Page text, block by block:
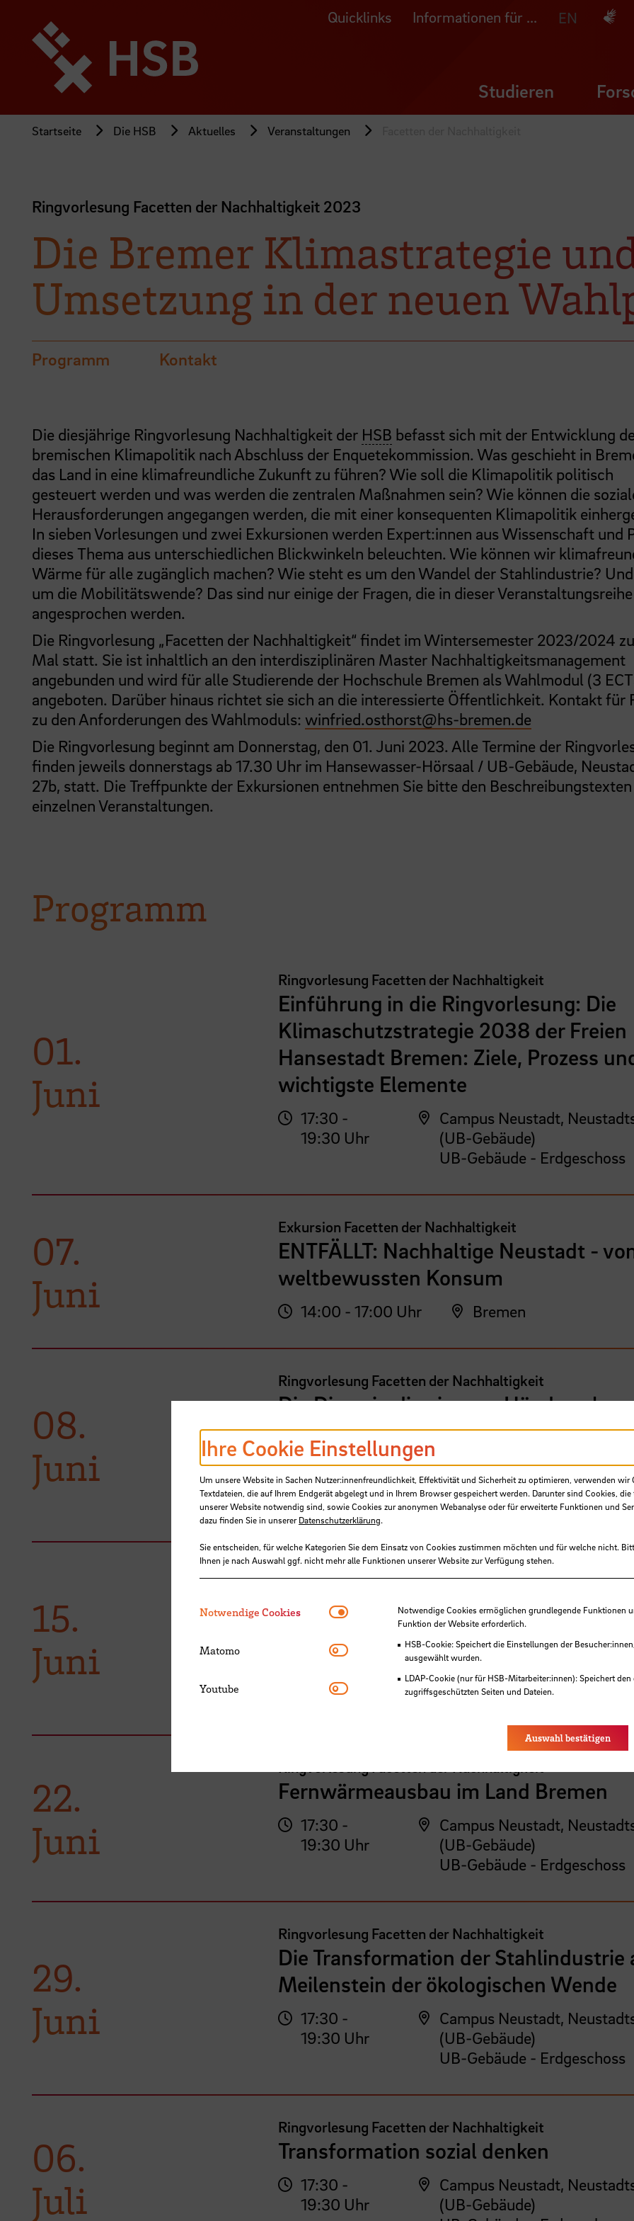
Seiteninhalt
springen
Quicklinks Informationen für ... EN
Studieren
Startseite Die HSB Aktuelles Veranstaltungen
Ringvorlesung Facetten der Nachhaltigkeit 2023
Die Bremer Klimastrategie
Umsetzung in der neuen
Programm Kontakt
Die diesjährige Ringvorlesung Nachhaltigkeit der HSB befasst sich mit der Entwicklung
bremischen Klimapolitik nach Abschluss der Enquetekommission. Was geschieht in
das Land in eine klimafreundliche Zukunft zu führen? Wie soll die Klimapolitik politisch
gesteuert werden und was werden die zentralen Maßnahmen sein? Wie können die
Herausforderungen angegangen werden, die mit einer konsequenten Klimapolitik
In sieben Vorlesungen und zwei Exkursionen werden Expert:innen aus Wissenschaft und
dieses Thema aus unterschiedlichen Blickwinkeln beleuchten. Wie können wir
Wärme für alle zugänglich machen? Wie steht es um den Wandel der Stahlindustrie?
um die Mobilitätswende? Das sind nur einige der Fragen, die in dieser Veranstaltungsreihe
angesprochen werden.
Die Ringvorlesung „Facetten der Nachhaltigkeit“ findet im Wintersemester 2023/2024
Mal statt. Sie ist inhaltlich an den interdisziplinären Master Nachhaltigkeitsmanagement
angebunden und wird für alle Studierende der Hochschule Bremen als Wahlmodul (3
angeboten. Darüber hinaus richtet sie sich an die interessierte Öffentlichkeit. Kontakt für
zu den Anforderungen des Wahlmoduls: winfried.osthorst@hs-bremen.de
Die Ringvorlesung beginnt am Donnerstag, den 01. Juni 2023. Alle Termine der
finden jeweils donnerstags ab 17.30 Uhr im Hansewasser-Hörsaal / UB-Gebäude,
27b, statt. Die Treffpunkte der Exkursionen entnehmen Sie bitte den Beschreibungstexten
einzelnen Veranstaltungen.
Programm
01.
Juni
Ringvorlesung Facetten der Nachhaltigkeit
Einführung in die Ringvorlesung: Die
Klimaschutzstrategie 2038 der Freien
Hansestadt Bremen: Ziele, Prozess
wichtigste Elemente
17:30 -
19:30 Uhr
Campus Neustadt,
(UB-Gebäude)
UB-Gebäude - Erdgeschoss
07.
Juni
Exkursion Facetten der Nachhaltigkeit
ENTFÄLLT: Nachhaltige Neustadt -
weltbewussten Konsum
14:00 - 17:00 Uhr Bremen
08.
Juni
Ringvorlesung Facetten der Nachhaltigkeit
Die Dinge in die eigenen Hände
CO2-FREIE Wärme für Alle!
17:30 -
19:30 Uhr
Campus Neustadt,
(UB-Gebäude)
UB-Gebäude - Erdgeschoss
15.
Juni
Ringvorlesung Facetten der Nachhaltigkeit
gestalten
17:30 -
19:30 Uhr
Campus Neustadt,
(UB-Gebäude)
UB-Gebäude - Erdgeschoss
22.
Juni
Fernwärmeausbau im Land Bremen
17:30 -
19:30 Uhr
Campus Neustadt,
(UB-Gebäude)
UB-Gebäude - Erdgeschoss
29.
Juni
Ringvorlesung Facetten der Nachhaltigkeit
Die Transformation der Stahlindustrie
Meilenstein der ökologischen Wende
17:30 -
19:30 Uhr
Campus Neustadt,
(UB-Gebäude)
UB-Gebäude - Erdgeschoss
06.
Juli
Ringvorlesung Facetten der Nachhaltigkeit
Transformation sozial denken
17:30 -
19:30 Uhr
Campus Neustadt,
(UB-Gebäude)
Ihre Cookie Einstellungen
Um unsere Website in Sachen Nutzer:innenfreundlichkeit, Effektivität und Sicherheit zu optimieren, verwenden wir
Textdateien, die auf Ihrem Endgerät abgelegt und in Ihrem Browser gespeichert werden. Darunter sind Cookies,
unserer Website notwendig sind, sowie Cookies zur anonymen Webanalyse oder für erweiterte Funktionen und
dazu finden Sie in unsererDatenschutzerklärung.
Sie entscheiden, für welche Kategorien Sie dem Einsatz von Cookies zustimmen möchten und für welche nicht.
Ihnen je nach Auswahl ggf. nicht mehr alle Funktionen unserer Website zur Verfügung stehen.
Notwendige Cookies Notwendige CookiesNotwendige Cookies ermöglichen grundlegende Funktionen
Funktion der Website erforderlich.
HSB-Cookie: Speichert die Einstellungen der
ausgewählt wurden.
LDAP-Cookie (nur für HSB-Mitarbeiter:innen): Speichert
zugriffsgeschützten Seiten und Dateien.
Matomo Matomo
Youtube Youtube
Auswahl bestätigen